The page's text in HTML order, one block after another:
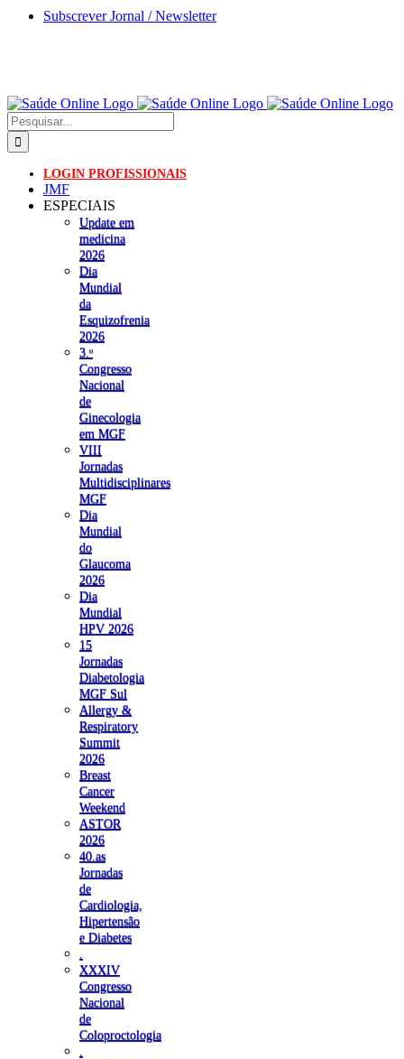
Skip
Subscrever Jornal / Newsletter
Pesquisar
LOGIN PROFISSIONAIS
JMF
ESPECIAIS
Update em
medicina
2026
Dia
Mundial
da
Esquizofrenia
2026
3.ᵒ
Congresso
Nacional
de
Ginecologia
em MGF
VIII
Jornadas
Multidisciplinares
MGF
Dia
Mundial
do
Glaucoma
2026
Dia
Mundial
HPV 2026
15
Jornadas
Diabetologia
MGF Sul
Allergy &
Respiratory
Summit
2026
Breast
Cancer
Weekend
ASTOR
2026
40.as
Jornadas
de
Cardiologia,
Hipertensão
e Diabetes
XXXIV
Congresso
Nacional
de
Coloproctologia